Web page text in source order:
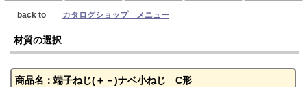
back to カタログショップ メニュー
材質の選択
商品名：端子ねじ(＋－)ナベ小ねじ C形